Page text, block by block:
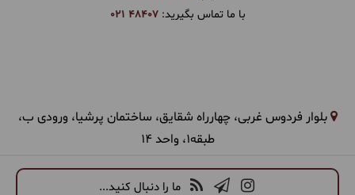
با ما تماس بگیرید:021 48407
بلوار فردوس غربی، چهارراه شقایق، ساختمان پرشیا، ورودی ب،
طبقه1، واحد 14
ما را دنبال کنید...